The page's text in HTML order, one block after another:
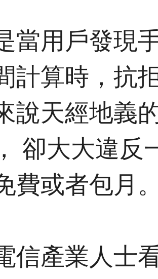
當用戶發現
計算時，抗
說天經地義
卻大大違反
費或者包月
信產業人士